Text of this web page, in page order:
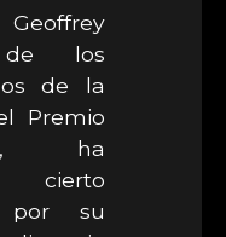
los
de la
Premio
ha
cierto
por su